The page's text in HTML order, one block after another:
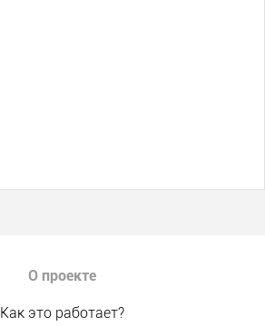
О проекте
Как это работает?